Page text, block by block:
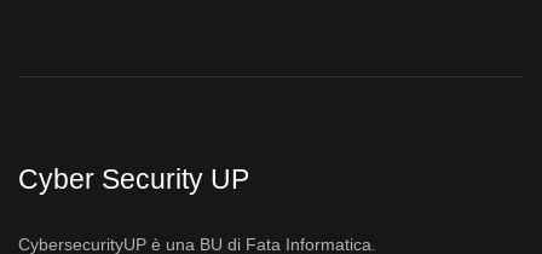
Cyber Security UP
CybersecurityUP è una BU di Fata Informatica.